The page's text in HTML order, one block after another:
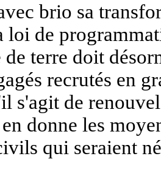
brio sa
loi de
terre doit
recrutés en
s'agit de
donne les
qui seraient